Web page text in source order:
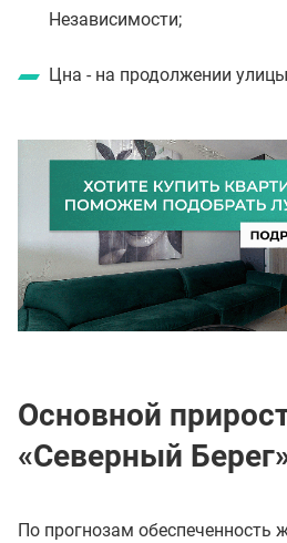
Независимости;
Цна - на продолжении
Основной
«Северный
По прогнозам